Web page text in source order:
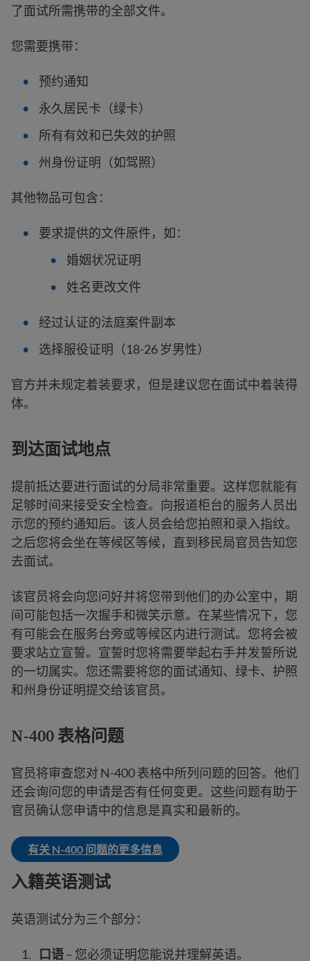
了面试所需携带的全部文件。
您需要携带：
预约通知
永久居民卡（绿卡）
所有有效和已失效的护照
州身份证明（如驾照）
其他物品可包含：
要求提供的文件原件，如：
婚姻状况证明
姓名更改文件
经过认证的法庭案件副本
选择服役证明（18-26 岁男性）
官方并未规定着装要求，但是建议您在面试中着装得
体。
到达面试地点
提前抵达要进行面试的分局非常重要。这样您就能有
足够时间来接受安全检查。向报道柜台的服务人员出
示您的预约通知后。该人员会给您拍照和录入指纹。
之后您将会坐在等候区等候，直到移民局官员告知您
去面试。
该官员将会向您问好并将您带到他们的办公室中，期
间可能包括一次握手和微笑示意。在某些情况下，您
有可能会在服务台旁或等候区内进行测试。您将会被
要求站立宣誓。宣誓时您将需要举起右手并发誓所说
的一切属实。您还需要将您的面试通知、绿卡、护照
和州身份证明提交给该官员。
N-400 表格问题
官员将审查您对 N-400 表格中所列问题的回答。他们
还会询问您的申请是否有任何变更。这些问题有助于
官员确认您申请中的信息是真实和最新的。
有关 N-400 问题的更多信息
入籍英语测试
英语测试分为三个部分：
口语– 您必须证明您能说并理解英语。